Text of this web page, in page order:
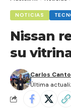
NOTICIAS
Nissan
su
Última
Carlos